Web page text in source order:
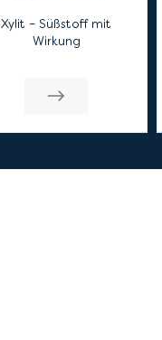
Xylit – Süßstoff mit
Wirkung